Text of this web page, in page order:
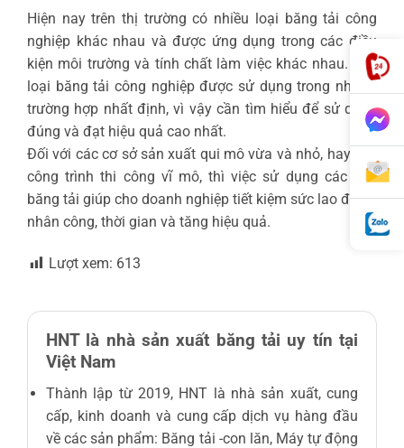
Hiện nay trên thị trường có nhiều loại băng tải công
nghiệp khác nhau và được ứng dụng trong các điều
kiện môi trường và tính chất làm việc khác nhau. Mỗi
loại băng tải công nghiệp được sử dụng trong những
trường hợp nhất định, vì vậy cần tìm hiểu để sử dụng
đúng và đạt hiệu quả cao nhất.
Đối với các cơ sở sản xuất qui mô vừa và nhỏ, hay các
công trình thi công vĩ mô, thì việc sử dụng các loại
băng tải giúp cho doanh nghiệp tiết kiệm sức lao động,
nhân công, thời gian và tăng hiệu quả.
Lượt xem: 613
HNT là nhà sản xuất băng tải uy tín tại
Việt Nam
Thành lập từ 2019, HNT là nhà sản xuất, cung
cấp, kinh doanh và cung cấp dịch vụ hàng đầu
về các sản phẩm: Băng tải -con lăn, Máy tự động